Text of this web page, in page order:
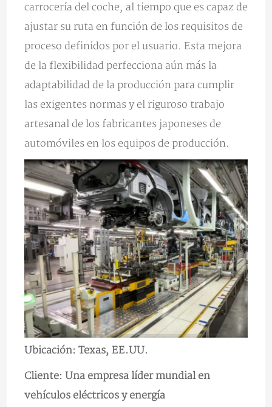
carrocería del coche, al tiempo que es capaz de
ajustar su ruta en función de los requisitos de
proceso definidos por el usuario. Esta mejora
de la flexibilidad perfecciona aún más la
adaptabilidad de la producción para cumplir
las exigentes normas y el riguroso trabajo
artesanal de los fabricantes japoneses de
automóviles en los equipos de producción.
Ubicación: Texas, EE.UU.
Cliente: Una empresa líder mundial en
vehículos eléctricos y energía